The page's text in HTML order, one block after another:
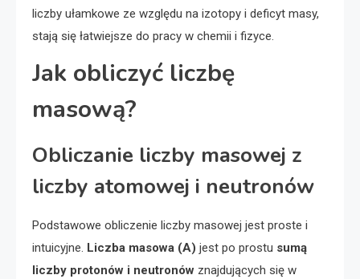
liczby ułamkowe ze względu na izotopy i deficyt masy,
stają się łatwiejsze do pracy w chemii i fizyce.
Jak obliczyć liczbę
masową?
Obliczanie liczby masowej z
liczby atomowej i neutronów
Podstawowe obliczenie liczby masowej jest proste i
intuicyjne. Liczba masowa (A) jest po prostu sumą
liczby protonów i neutronów znajdujących się w